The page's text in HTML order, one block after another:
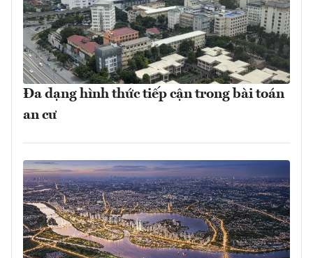
Đa dạng hình thức tiếp cận trong bài toán
an cư